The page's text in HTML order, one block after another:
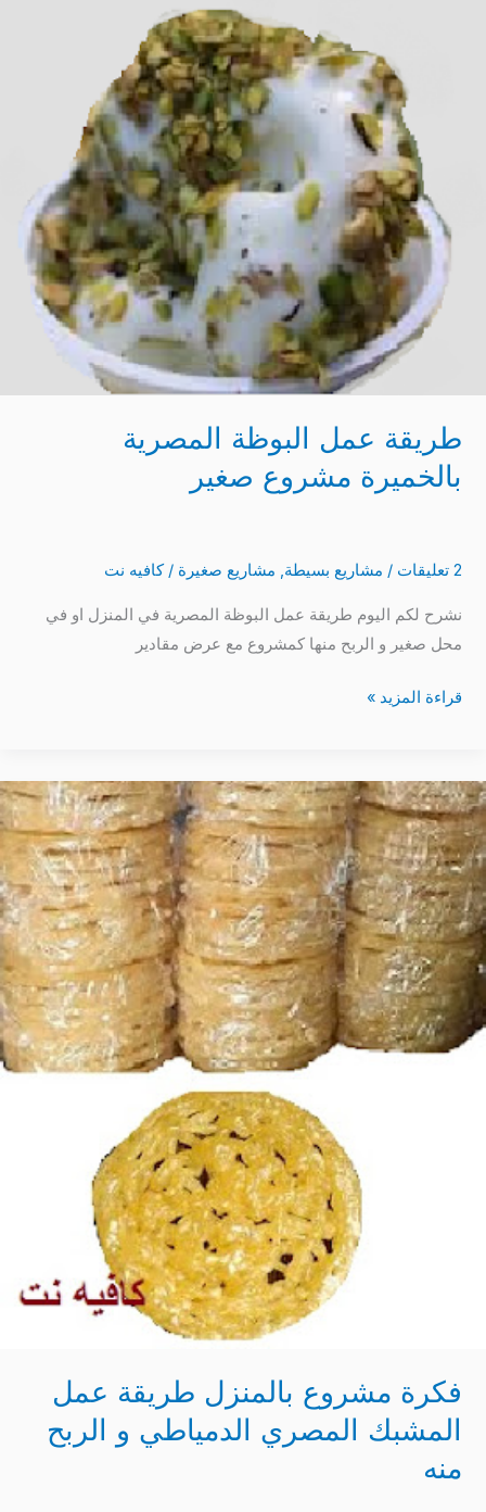
طريقة عمل البوظة المصرية
بالخميرة مشروع صغير
/مشاريع بسيطة,مشاريع صغيرة/ كافيه نت
نشرح لكم اليوم طريقة عمل البوظة المصرية في المنزل او في
محل صغير و الربح منها كمشروع مع عرض مقادير
قراءة المزيد »
فكرة مشروع بالمنزل طريقة عمل
المشبك المصري الدمياطي و الربح
منه
فكرة
مشروع
بالمنزل
طريقة
عمل
المشبك
المصري
الدمياطي
و
الربح